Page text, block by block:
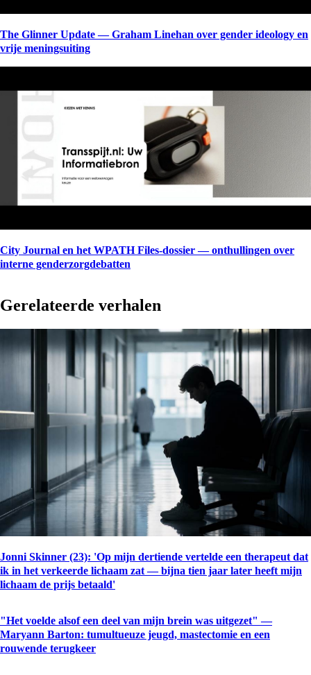
The Glinner Update — Graham Linehan over gender ideology en
vrije meningsuiting
City Journal en het WPATH Files-dossier — onthullingen over
interne genderzorgdebatten
Gerelateerde verhalen
Jonni Skinner (23): 'Op mijn dertiende vertelde een therapeut dat
ik in het verkeerde lichaam zat — bijna tien jaar later heeft mijn
lichaam de prijs betaald'
"Het voelde alsof een deel van mijn brein was uitgezet" —
Maryann Barton: tumultueuze jeugd, mastectomie en een
rouwende terugkeer